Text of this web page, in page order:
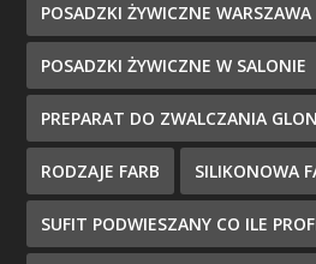
POSADZKI ŻYWICZNE WARSZAWA
POSADZKI ŻYWICZNE W SALONIE
PREPARAT DO ZWALCZANIA
RODZAJE FARB SILIKONOWA
SUFIT PODWIESZANY CO ILE